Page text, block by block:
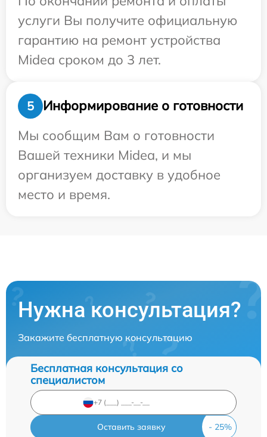
услуги Вы получите официальную
гарантию на ремонт устройства
Midea сроком до 3 лет.
5
Информирование о готовности
Мы сообщим Вам о готовности
Вашей техники Midea, и мы
организуем доставку в удобное
место и время.
Нужна консультация?
Закажите бесплатную консультацию
Бесплатная консультация со
специалистом
Оставить заявку